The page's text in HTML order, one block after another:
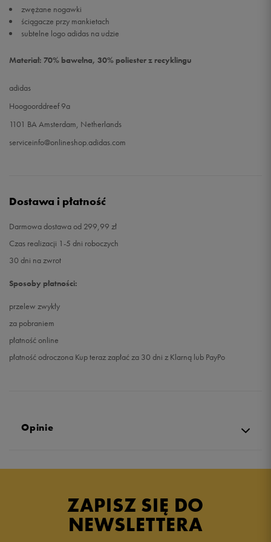
zwężane nogawki
ściągacze przy mankietach
subtelne logo adidas na udzie
Materiał: 70% bawełna, 30% poliester z recyklingu
adidas
Hoogoorddreef 9a
1101 BA Amsterdam, Netherlands
serviceinfo@onlineshop.adidas.com
Dostawa i płatność
Darmowa dostawa od 299,99 zł
Czas realizacji 1-5 dni roboczych
30 dni na zwrot
Sposoby płatności:
przelew zwykły
za pobraniem
płatność online
płatność odroczona Kup teraz zapłać za 30 dni z Klarną lub PayPo
Opinie
5.0
zebranych i zweryfikowanych przez
ZAPISZ SIĘ DO
NEWSLETTERA